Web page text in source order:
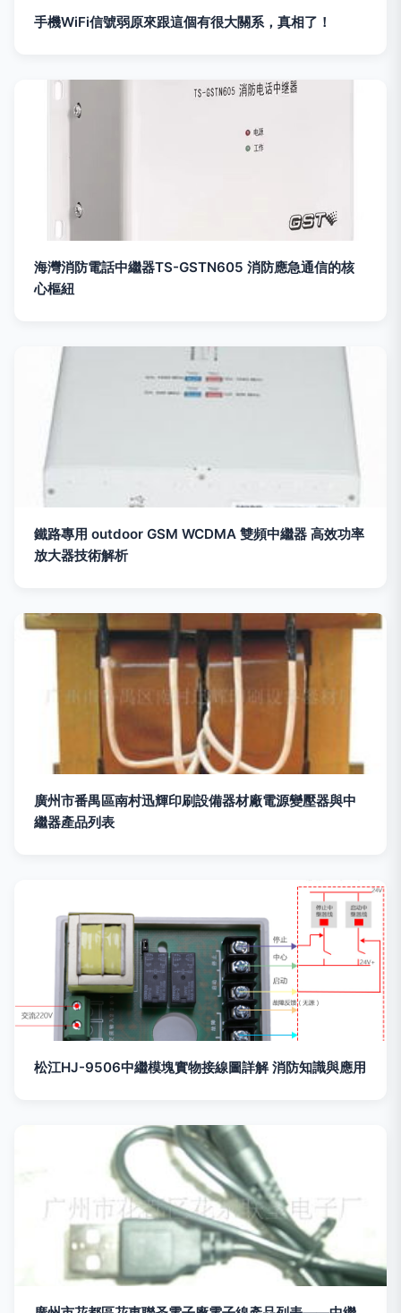
手機WiFi信號弱原來跟這個有很大關系，真相了！
海灣消防電話中繼器TS-GSTN605 消防應急通信的核
心樞紐
鐵路專用 outdoor GSM WCDMA 雙頻中繼器 高效功率
放大器技術解析
廣州市番禺區南村迅輝印刷設備器材廠電源變壓器與中
繼器產品列表
松江HJ-9506中繼模塊實物接線圖詳解 消防知識與應用